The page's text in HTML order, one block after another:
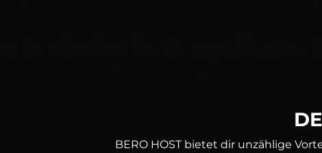
BERO HOST bietet dir unzählige